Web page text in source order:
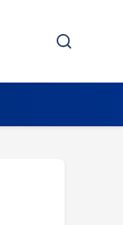
Search